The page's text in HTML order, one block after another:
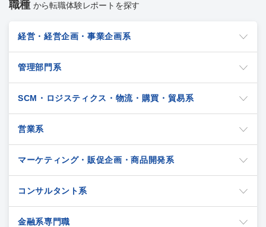
職種 から転職体験レポートを探す
経営・経営企画・事業企画系
管理部門系
SCM・ロジスティクス・物流・購買・貿易系
営業系
マーケティング・販促企画・商品開発系
コンサルタント系
金融系専門職